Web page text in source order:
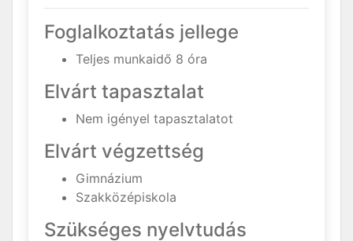
Foglalkoztatás jellege
Teljes munkaidő 8 óra
Elvárt tapasztalat
Nem igényel tapasztalatot
Elvárt végzettség
Gimnázium
Szakközépiskola
Szükséges nyelvtudás